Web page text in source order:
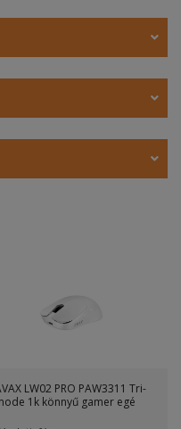
LW02 PRO PAW3311 Tri-
1k könnyű gamer egé